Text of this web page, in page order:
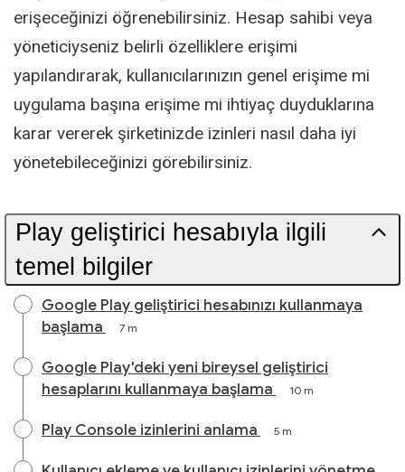
erişeceğinizi öğrenebilirsiniz. Hesap sahibi veya
yöneticiyseniz belirli özelliklere erişimi
yapılandırarak, kullanıcılarınızın genel erişime mi
uygulama başına erişime mi ihtiyaç duyduklarına
karar vererek şirketinizde izinleri nasıl daha iyi
yönetebileceğinizi görebilirsiniz.
Play geliştirici hesabıyla ilgili
temel bilgiler
Google Play geliştirici hesabınızı kullanmaya
başlama
7 m
Google Play'deki yeni bireysel geliştirici
hesaplarını kullanmaya başlama
10 m
Play Console izinlerini anlama 5 m